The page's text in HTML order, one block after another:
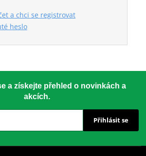
a chci se registrovat
heslo
a získejte přehled o novinkách a
akcích.
Přihlásit se